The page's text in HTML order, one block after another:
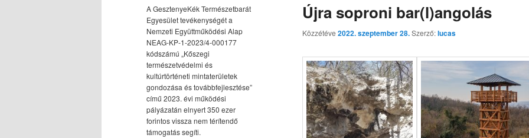
Újra soproni bar(l)angolás
Közzétéve 2022. szeptember 28.Szerző:lucas
A GesztenyeKék Természetbarát
Egyesület tevékenységét a
Nemzeti Együttműködési Alap
NEAG-KP-1-2023/4-000177
kódszámú „Kőszegi
természetvédelmi és
kultúrtörténeti mintaterületek
gondozása és továbbfejlesztése”
című 2023. évi működési
pályázatán elnyert 350 ezer
forintos vissza nem térítendő
támogatás segíti.